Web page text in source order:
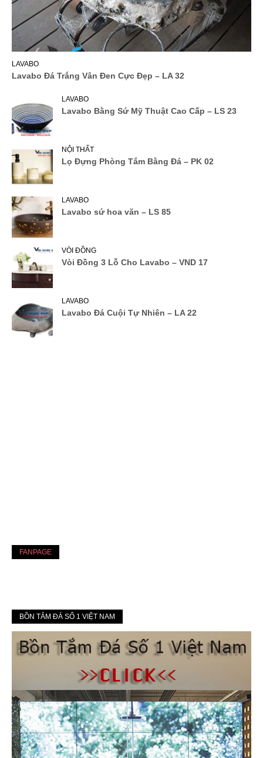
LAVABO
Lavabo Đá Trắng Vân Đen Cực Đẹp – LA 32
LAVABO
Lavabo Bằng Sứ Mỹ Thuật Cao Cấp – LS 23
NỘI THẤT
Lọ Đựng Phòng Tắm Bằng Đá – PK 02
LAVABO
Lavabo sứ hoa văn – LS 85
VÒI ĐỒNG
Vòi Đồng 3 Lỗ Cho Lavabo – VND 17
LAVABO
Lavabo Đá Cuội Tự Nhiên – LA 22
FANPAGE
BỒN TẮM ĐÁ SỐ 1 VIỆT NAM